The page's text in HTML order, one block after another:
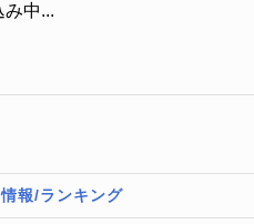
中...
情報/ランキング